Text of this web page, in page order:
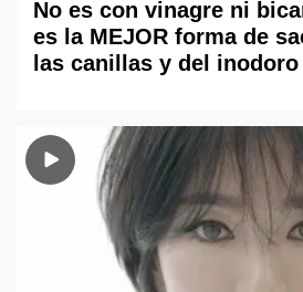
No es con vinagre ni
es la MEJOR forma de
las canillas y del inodoro